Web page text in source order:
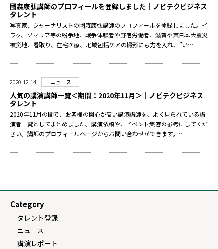
國森康弘講師のプロフィールを登録しました｜ノビテクビジネス
タレント
写真家、ジャーナリストの國森康弘講師のプロフィールを登録しました。イ
ラク、ソマリア等の紛争地、戦争体験者や野宿労働者、滋賀や東日本大震災
被災地、看取り、在宅医療、地域包括ケアの撮影にも力を入れ、”い…
2020.12.14 ニュース
人気の講演講師一覧＜期間：2020年11月＞｜ノビテクビジネス
タレント
2020年11月の間で、お客様の関心が高い講演講師を、よく見られている講
演者一覧としてまとめました。講演依頼や、イベント集客の参考にしてくだ
さい。講師のプロフィールページからお問い合わせができます。…
Category
タレント登録
ニュース
講演レポート